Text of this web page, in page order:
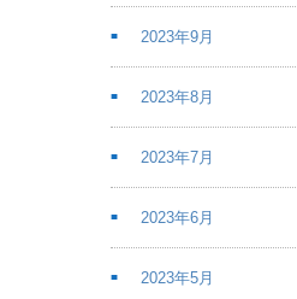
2023年9月
2023年8月
2023年7月
2023年6月
2023年5月